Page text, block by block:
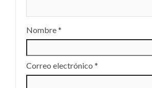
Nombre*
Correo electrónico *